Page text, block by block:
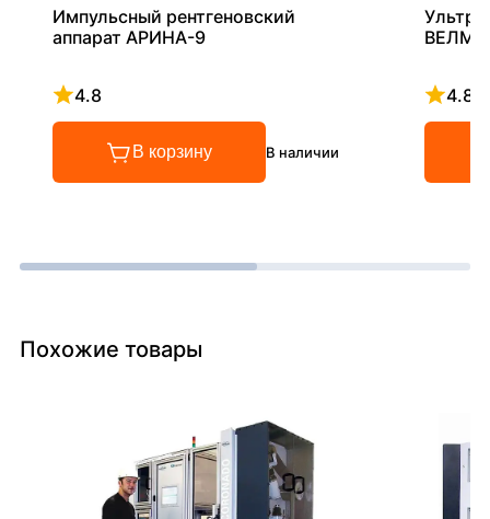
Импульсный рентгеновский
аппарат АРИНА-9
4.8
Рейтинг 4.8 из 5
В корзину В наличии
4.8
Похожие товары